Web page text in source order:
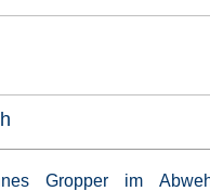
Gropper im